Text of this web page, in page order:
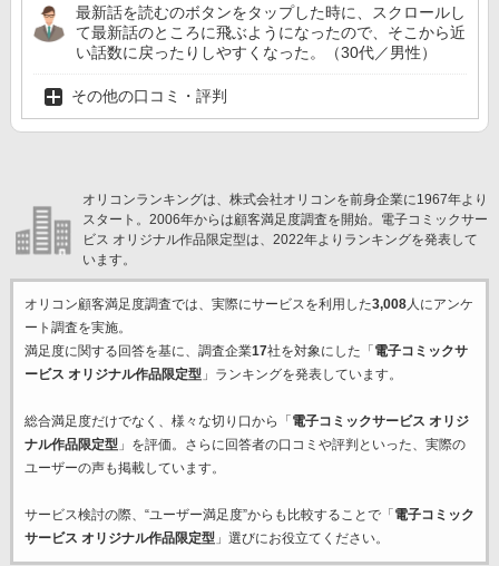
最新話を読むのボタンをタップした時に、スクロールし
て最新話のところに飛ぶようになったので、そこから近
い話数に戻ったりしやすくなった。（30代／男性）
その他の口コミ・評判
オリコンランキングは、株式会社オリコンを前身企業に1967年より
スタート。2006年からは顧客満足度調査を開始。電子コミックサー
ビス オリジナル作品限定型は、2022年よりランキングを発表して
います。
オリコン顧客満足度調査では、実際にサービスを利用した3,008人にアンケ
ート調査を実施。
満足度に関する回答を基に、調査企業17社を対象にした「 電子コミックサ
ービス オリジナル作品限定型」ランキングを発表しています。
総合満足度だけでなく、様々な切り口から「 電子コミックサービス オリジ
ナル作品限定型」を評価。さらに回答者の口コミや評判といった、実際の
ユーザーの声も掲載しています。
サービス検討の際、“ユーザー満足度”からも比較することで「 電子コミック
サービス オリジナル作品限定型」選びにお役立てください。